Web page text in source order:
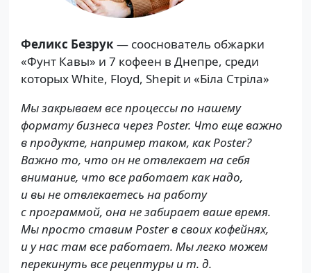
Феликс Безрук— сооснователь обжарки
«Фунт Кавы» и 7 кофеен в Днепре, среди
которых White, Floyd, Shepit и «Біла Стріла»
Мы закрываем все процессы по нашему
формату бизнеса через Poster. Что еще важно
в продукте, например таком, как Poster?
Важно то, что он не отвлекает на себя
внимание, что все работает как надо,
и вы не отвлекаетесь на работу
с программой, она не забирает ваше время.
Мы просто ставим Poster в своих кофейнях,
и у нас там все работает. Мы легко можем
перекинуть все рецептуры и т. д.